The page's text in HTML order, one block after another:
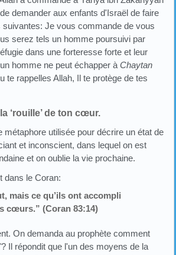
demander aux enfants d'Israël de faire
Je vous commande de vous
serez tels un homme poursuivi par
dans une forteresse forte et leur
homme ne peut échapper à Chaytan
te rappelles Allah, Il te protège de tes
‘rouille’ de ton cœur.
métaphore utilisée pour décrire un état de
et inconscient, dans lequel on est
et on oublie la vie prochaine.
dans le Coran:
mais ce qu’ils ont accompli
cœurs.” (Coran 83:14)
On demanda au prophète comment
Il répondit que l'un des moyens de la